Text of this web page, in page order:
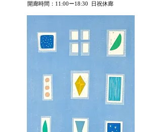
開廊時間：11:00ー18:30 日祝休廊​